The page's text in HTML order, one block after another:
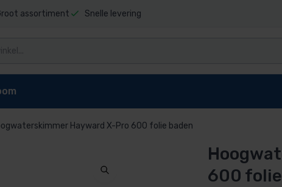
assortiment Snelle levering
Elektrische stofzuiger
Zwembadrobot onderdelen
Dolphin E10 onderdelen
Hayward X-Pro 600 folie baden
600